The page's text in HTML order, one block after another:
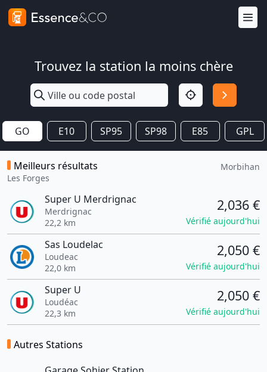
Trouvez la station la moins chère
GO E10 SP95 SP98 E85 GPL
Meilleurs résultats
Les Forges
Morbihan
Super U Merdrignac
Merdrignac
22,2 km
2,036 €
Vérifié aujourd'hui
Sas Loudelac
Loudeac
22,0 km
2,050 €
Vérifié aujourd'hui
Super U
Loudéac
22,3 km
2,050 €
Vérifié aujourd'hui
Autres Stations